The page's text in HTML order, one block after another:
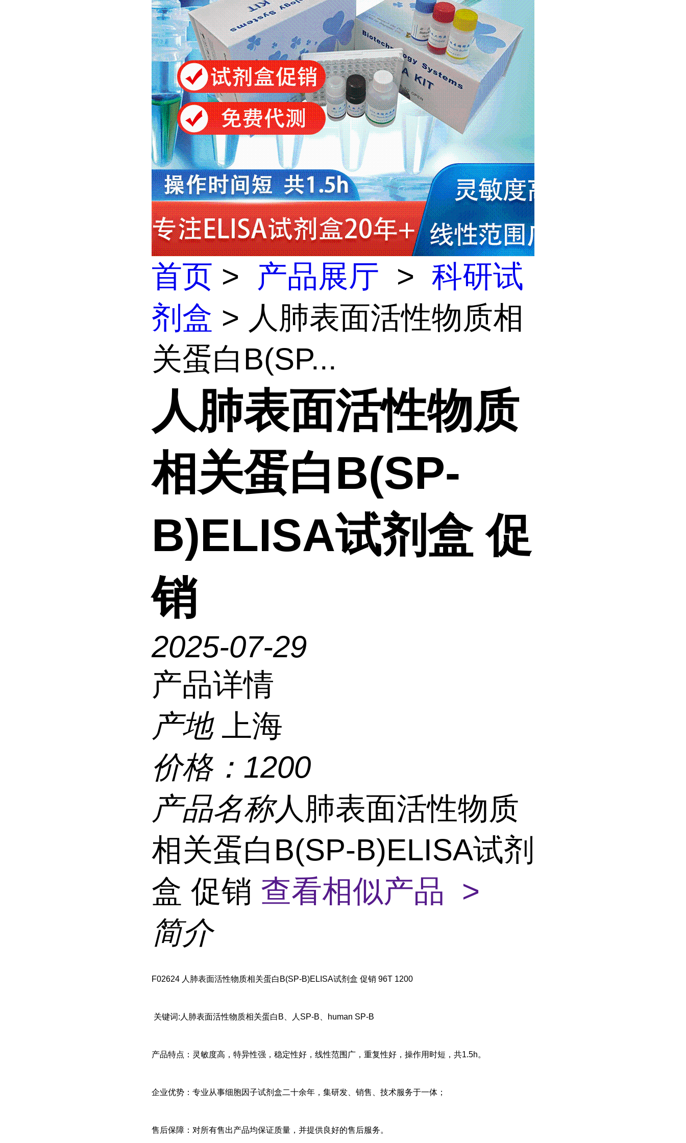
首页 > 产品展厅 > 科研试
剂盒 > 人肺表面活性物质相
关蛋白B(SP...
人肺表面活性物质
相关蛋白B(SP-
B)ELISA试剂盒 促
销
2025-07-29
产品详情
产地 上海
价格： 1200
产品名称人肺表面活性物质
相关蛋白B(SP-B)ELISA试剂
盒 促销 查看相似产品 >
简介
F02624 人肺表面活性物质相关蛋白B(SP-B)ELISA试剂盒 促销 96T 1200
关键词:人肺表面活性物质相关蛋白B、人SP-B、human SP-B
产品特点：灵敏度高，特异性强，稳定性好，线性范围广，重复性好，操作用时短，共1.5h。
企业优势：专业从事细胞因子试剂盒二十余年，集研发、销售、技术服务于一体；
售后保障：对所有售出产品均保证质量，并提供良好的售后服务。